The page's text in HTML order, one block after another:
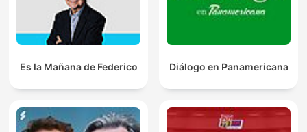
Es la Mañana de Federico Diálogo en Panamericana